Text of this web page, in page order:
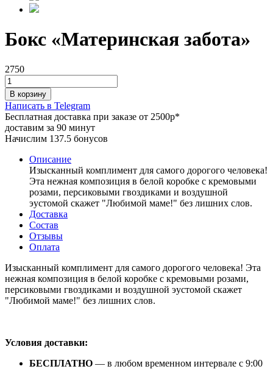
Бокс «Материнская забота»
2750
В корзину
Написать в Telegram
Бесплатная доставка при заказе от 2500р*
доставим за 90 минут
Начислим 137.5 бонусов
Описание
Изысканный комплимент для самого дорогого человека!
Эта нежная композиция в белой коробке с кремовыми
розами, персиковыми гвоздиками и воздушной
эустомой скажет "Любимой маме!" без лишних слов.
Доставка
Состав
Отзывы
Оплата
Изысканный комплимент для самого дорогого человека! Эта
нежная композиция в белой коробке с кремовыми розами,
персиковыми гвоздиками и воздушной эустомой скажет
"Любимой маме!" без лишних слов.
Условия доставки:
БЕСПЛАТНО — в любом временном интервале с 9:00